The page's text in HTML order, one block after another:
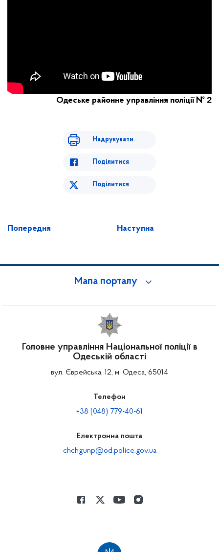
Одеське районне управління поліції № 2
Надрукувати
Поділитися
Поділитися
Попередня Наступна
Мапа порталу
Головне управління Національної поліції в
Одеській області
вул. Єврейська, 12, м. Одеса, 65014
Телефон
+38 (048) 779-40-61
Електронна пошта
chchgunp@od.police.gov.ua